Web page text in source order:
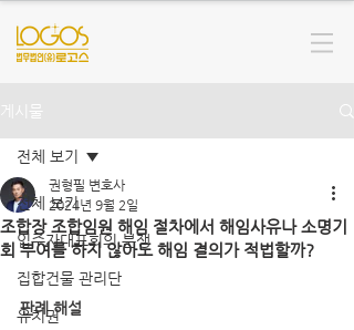
게시물
전체 보기
입주자대표회의 분쟁
집합건물 관리단
유치권
전체 보기
조합장 조합임원 해임 절차에서 해임사유나 소명기
회 부여를 하지 않아도 해임 결의가 적법할까?
권형필 변호사
2024년 9월 2일
판례 해설